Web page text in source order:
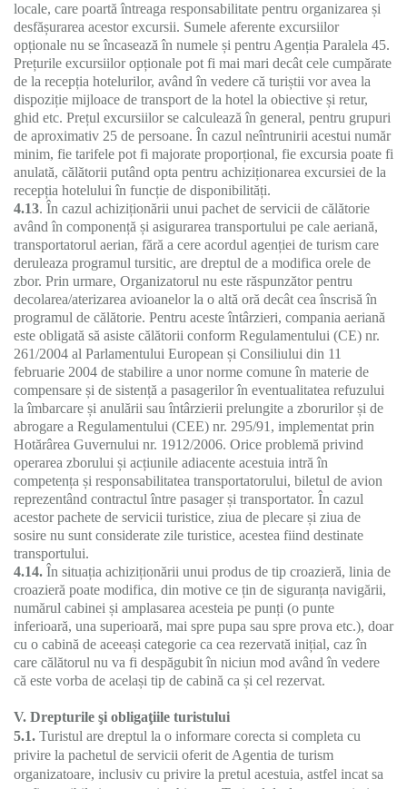
locale, care poartă întreaga responsabilitate pentru organizarea și
desfășurarea acestor excursii. Sumele aferente excursiilor
opționale nu se încasează în numele și pentru Agenția Paralela 45.
Prețurile excursiilor opționale pot fi mai mari decât cele cumpărate
de la recepția hotelurilor, având în vedere că turiștii vor avea la
dispoziție mijloace de transport de la hotel la obiective și retur,
ghid etc. Prețul excursiilor se calculează în general, pentru grupuri
de aproximativ 25 de persoane. În cazul neîntrunirii acestui număr
minim, fie tarifele pot fi majorate proporțional, fie excursia poate fi
anulată, călătorii putând opta pentru achiziționarea excursiei de la
recepția hotelului în funcție de disponibilități.
4.13. În cazul achiziționării unui pachet de servicii de călătorie
având în componență și asigurarea transportului pe cale aeriană,
transportatorul aerian, fără a cere acordul agenției de turism care
deruleaza programul tursitic, are dreptul de a modifica orele de
zbor. Prin urmare, Organizatorul nu este răspunzător pentru
decolarea/aterizarea avioanelor la o altă oră decât cea înscrisă în
programul de călătorie. Pentru aceste întârzieri, compania aeriană
este obligată să asiste călătorii conform Regulamentului (CE) nr.
261/2004 al Parlamentului European și Consiliului din 11
februarie 2004 de stabilire a unor norme comune în materie de
compensare și de sistență a pasagerilor în eventualitatea refuzului
la îmbarcare și anulării sau întârzierii prelungite a zborurilor și de
abrogare a Regulamentului (CEE) nr. 295/91, implementat prin
Hotărârea Guvernului nr. 1912/2006. Orice problemă privind
operarea zborului și acțiunile adiacente acestuia intră în
competența și responsabilitatea transportatorului, biletul de avion
reprezentând contractul între pasager și transportator. În cazul
acestor pachete de servicii turistice, ziua de plecare și ziua de
sosire nu sunt considerate zile turistice, acestea fiind destinate
transportului.
4.14. În situația achiziționării unui produs de tip croazieră, linia de
croazieră poate modifica, din motive ce țin de siguranța navigării,
numărul cabinei și amplasarea acesteia pe punți (o punte
inferioară, una superioară, mai spre pupa sau spre prova etc.), doar
cu o cabină de aceeași categorie ca cea rezervată inițial, caz în
care călătorul nu va fi despăgubit în niciun mod având în vedere
că este vorba de același tip de cabină ca și cel rezervat.
V. Drepturile şi obligaţiile turistului
5.1. Turistul are dreptul la o informare corecta si completa cu
privire la pachetul de servicii oferit de Agentia de turism
organizatoare, inclusiv cu privire la pretul acestuia, astfel incat sa